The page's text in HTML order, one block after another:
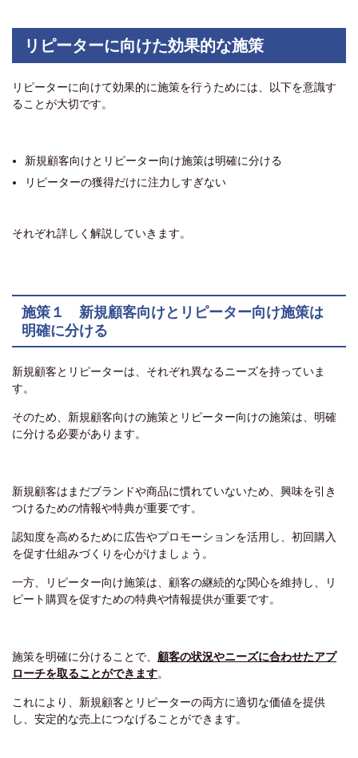
リピーターに向けた効果的な施策
リピーターに向けて効果的に施策を行うためには、以下を意識す
ることが大切です。
新規顧客向けとリピーター向け施策は明確に分ける
リピーターの獲得だけに注力しすぎない
それぞれ詳しく解説していきます。
施策１ 新規顧客向けとリピーター向け施策は
明確に分ける
新規顧客とリピーターは、それぞれ異なるニーズを持っていま
す。
そのため、新規顧客向けの施策とリピーター向けの施策は、明確
に分ける必要があります。
新規顧客はまだブランドや商品に慣れていないため、興味を引き
つけるための情報や特典が重要です。
認知度を高めるために広告やプロモーションを活用し、初回購入
を促す仕組みづくりを心がけましょう。
一方、リピーター向け施策は、顧客の継続的な関心を維持し、リ
ピート購買を促すための特典や情報提供が重要です。
施策を明確に分けることで、 顧客の状況やニーズに合わせたアプ
ローチを取ることができます。
これにより、新規顧客とリピーターの両方に適切な価値を提供
し、安定的な売上につなげることができます。